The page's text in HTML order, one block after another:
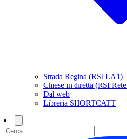
Strada Regina (RSI LA1)
Chiese in diretta (RSI
Dal web
Libreria SHORTCATT